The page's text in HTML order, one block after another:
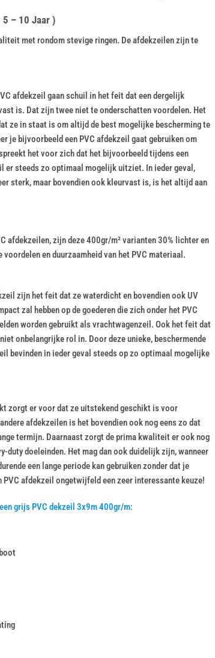
5 – 10 Jaar )
met rondom stevige ringen. De afdekzeilen zijn te
afdekzeil gaan schuil in het feit dat een dergelijk
is. Dat zijn twee niet te onderschatten voordelen. Het
ze in staat is om altijd de best mogelijke bescherming te
je bijvoorbeeld een PVC afdekzeil gaat gebruiken om
het voor zich dat het bijvoorbeeld tijdens een
er steeds zo optimaal mogelijk uitziet. In ieder geval,
sterk, maar bovendien ook kleurvast is, is het altijd aan
afdekzeilen, zijn deze 400gr/m² varianten 30% lichter en
en duurzaamheid van het PVC materiaal.
zijn het feit dat ze waterdicht en bovendien ook UV
zal hebben op de goederen die zich onder het PVC
worden gebruikt als vrachtwagenzeil. Ook het feit dat
onbelangrijke rol in. Door deze unieke, beschermende
bevinden in ieder geval steeds op zo optimaal mogelijke
zorgt er voor dat ze uitstekend geschikt is voor
afdekzeilen is het bovendien ook nog eens zo dat
termijn. Daarnaast zorgt de prima kwaliteit er ook nog
duty doeleinden. Het mag dan ook duidelijk zijn, wanneer
een lange periode kan gebruiken zonder dat je
afdekzeil ongetwijfeld een zeer interessante keuze!
grijs PVC dekzeil 3x9m 400gr/m: